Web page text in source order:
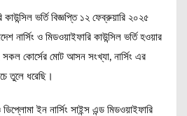
কাউন্সিল ভর্তি বিজ্ঞপ্তি ১২ ফেব্রুয়ারি ২০২৫
নার্সিং ও মিডওয়াইফারি কাউন্সিল ভর্তি হওয়ার
সকল কোর্সের মোট আসন সংখ্যা, নার্সিং এর
তুলে ধরেছি।
ইন নার্সিং সাইন্স এন্ড মিডওয়াইফারি